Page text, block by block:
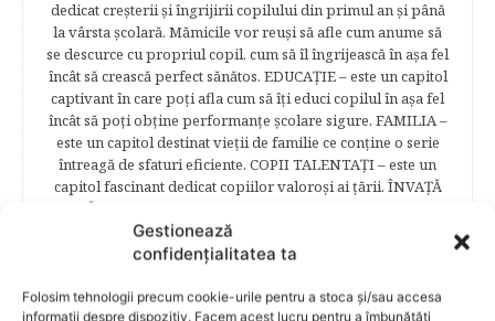
Gestionează
confidențialitatea ta
Folosim tehnologii precum cookie-urile pentru a stoca și/sau accesa
informații despre dispozitiv. Facem acest lucru pentru a îmbunătăți
dedicat creşterii şi îngrijirii copilului din primul an şi până
la vârsta şcolară. Mămicile vor reuşi să afle cum anume să
se descurce cu propriul copil, cum să îl îngrijească în aşa fel
încât să crească perfect sănătos. EDUCAŢIE – este un capitol
captivant în care poţi afla cum să îţi educi copilul în aşa fel
încât să poţi obţine performanţe şcolare sigure. FAMILIA –
este un capitol destinat vieţii de familie ce conţine o serie
întreagă de sfaturi eficiente. COPII TALENTAŢI – este un
capitol fascinant dedicat copiilor valoroși ai țării. ÎNVAŢĂ
SĂ PREVII! –sunt prezentate soluţii de prevenire a
anumitor probleme de sănătate ce pot afecta atât viaţa
copiilor, cât şi pe cea a părinţilor.